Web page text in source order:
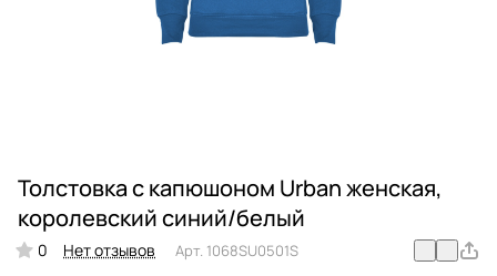
Толстовка с капюшоном Urban женская,
королевский синий/белый
0 Нет отзывов Арт. 1068SU0501S